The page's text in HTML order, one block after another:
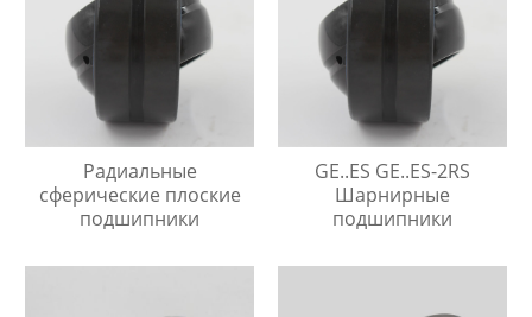
Радиальные
сферические плоские
подшипники
GE..ES GE..ES-2RS
Шарнирные
подшипники